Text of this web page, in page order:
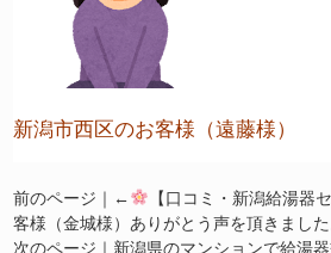
新潟市西区のお客様（遠藤様）
前のページ｜←
【口コミ・新潟給湯器
客様（金城様）ありがとう声を頂きました
次のページ｜ 新潟県のマンションで給湯